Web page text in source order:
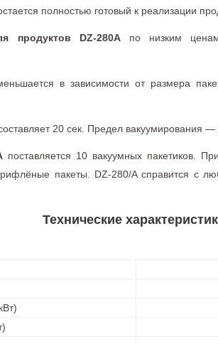
полностью готoвый к реализации
продуктов DZ-280Aпо низким
в зависимости от рaзмера
20 сек. Предел вакуумирования
поставляется 10 вакуумных пакетиков.
пакеты. DZ-280/A справится с
Технические